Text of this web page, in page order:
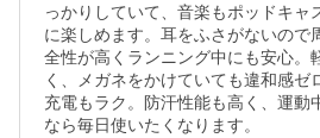
っかりしていて、音楽もポッドキャ
に楽しめます。耳をふさがないので
全性が高くランニング中にも安心。
く、メガネをかけていても違和感ゼ
充電もラク。防汗性能も高く、運動
なら毎日使いたくなります。